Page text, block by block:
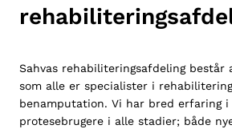
Sahvas rehabiliteringsafdeling består
som alle er specialister i
benamputation. Vi har bred erfaring
protesebrugere i alle stadier; både